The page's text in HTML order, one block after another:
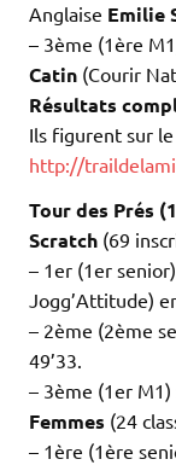
Anglaise Emilie
– 3ème (1ère
Catin (Courir
Résultats
Ils figurent sur
http://
Tour des Prés
Scratch (69
– 1er (1er
Jogg’Attitude)
– 2ème (2ème
49’33.
– 3ème (1er M1)
Femmes (24
– 1ère (1ère